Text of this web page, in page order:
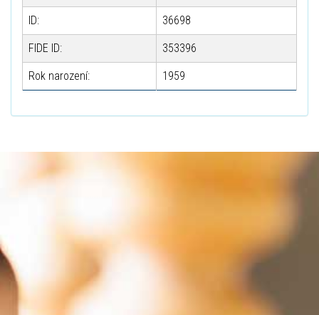
ID: 36698
FIDE ID: 353396
Rok narození: 1959